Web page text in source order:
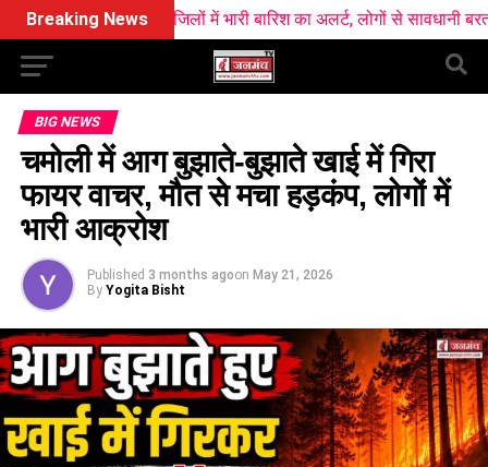
Breaking News
में आज सात जिलों में भारी बारिश का अलर्ट, लोगों से सावधानी बरतने की
BIG NEWS
चमोली में आग बुझाते-बुझाते खाई में गिरा
फायर वाचर, मौत से मचा हड़कंप, लोगों में
भारी आक्रोश
Published 3 months agoon May 21, 2026
By Yogita Bisht